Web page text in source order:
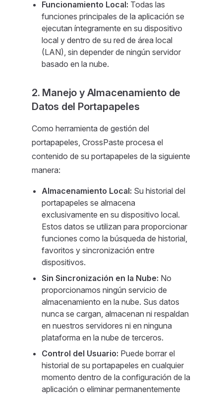
Funcionamiento Local: Todas las
funciones principales de la aplicación se
ejecutan íntegramente en su dispositivo
local y dentro de su red de área local
(LAN), sin depender de ningún servidor
basado en la nube.
2. Manejo y Almacenamiento de
Datos del Portapapeles
Como herramienta de gestión del
portapapeles, CrossPaste procesa el
contenido de su portapapeles de la siguiente
manera:
Almacenamiento Local: Su historial del
portapapeles se almacena
exclusivamente en su dispositivo local.
Estos datos se utilizan para proporcionar
funciones como la búsqueda de historial,
favoritos y sincronización entre
dispositivos.
Sin Sincronización en la Nube: No
proporcionamos ningún servicio de
almacenamiento en la nube. Sus datos
nunca se cargan, almacenan ni respaldan
en nuestros servidores ni en ninguna
plataforma en la nube de terceros.
Control del Usuario: Puede borrar el
historial de su portapapeles en cualquier
momento dentro de la configuración de la
aplicación o eliminar permanentemente